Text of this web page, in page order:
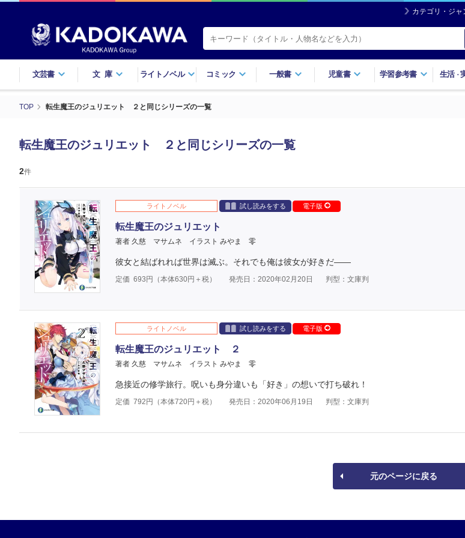
カテゴリ・ジャ
文芸書 文庫 ライトノベル コミック 一般書 児童書 学習参考書 生活・
TOP 転生魔王のジュリエット ２と同じシリーズの一覧
転生魔王のジュリエット ２と同じシリーズの一覧
2件
ライトノベル 試し読みをする 電子版
転生魔王のジュリエット
著者 久慈 マサムネ イラスト みやま 零
彼女と結ばれれば世界は滅ぶ。それでも俺は彼女が好きだ――
定価 693 円（本体630円＋税） 発売日：2020年02月20日 判型：文庫判
ライトノベル 試し読みをする 電子版
転生魔王のジュリエット ２
著者 久慈 マサムネ イラスト みやま 零
急接近の修学旅行。呪いも身分違いも「好き」の想いで打ち破れ！
定価 792 円（本体720円＋税） 発売日：2020年06月19日 判型：文庫判
元のページに戻る